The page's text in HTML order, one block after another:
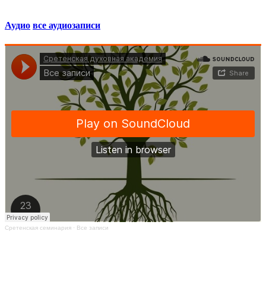
Аудио все аудиозаписи
Сретенская семинария · Все записи